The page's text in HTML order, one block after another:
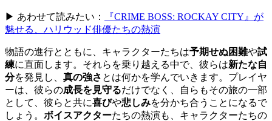
▶ あわせて読みたい：
『CRIME BOSS: ROCKAY CITY』が
魅せる、ハリウッド俳優たちの熱演
物語の進行とともに、キャラクターたちは予期せぬ困難や試
練に直面します。それらを乗り越える中で、彼らは新たな自
分を発見し、 真の強さ とは何かを学んでいきます。プレイヤ
ーは、彼らの成長を見守るだけでなく、自らもその旅の一部
として、彼らと共に喜びや悲しみを分かち合うことになるで
しょう。 ボイスアクターたちの熱演も、キャラクターたちの